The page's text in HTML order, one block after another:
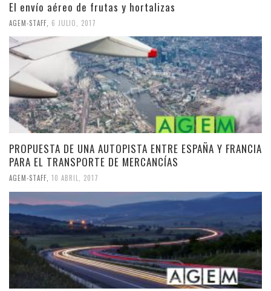
El envío aéreo de frutas y hortalizas
AGEM-STAFF 6 JULIO, 2017
PROPUESTA DE UNA AUTOPISTA ENTRE ESPAÑA Y FRANCIA
PARA EL TRANSPORTE DE MERCANCÍAS
AGEM-STAFF, 10 ABRIL, 2017